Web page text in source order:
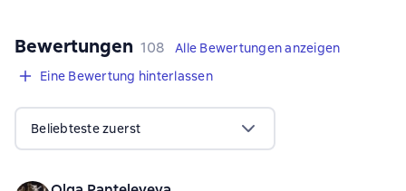
Bewertungen 108 Bewertungen
108
Alle Bewertungen anzeigen
Eine Bewertung hinterlassen
Beliebteste zuerst